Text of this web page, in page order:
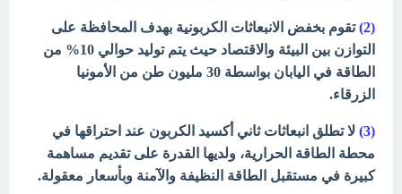
(2)
تقوم بخفض الانبعاثات الكربونية بهدف المحافظة على
التوازن بين البيئة والاقتصاد حيث يتم توليد حوالي 10% من
الطاقة في اليابان بواسطة 30 مليون طن من الأمونيا
الزرقاء.
(3)
لا تطلق انبعاثات ثاني أكسيد الكربون عند احتراقها في
محطة الطاقة الحرارية، ولديها القدرة على تقديم مساهمة
كبيرة في مستقبل الطاقة النظيفة والآمنة وبأسعار معقولة.